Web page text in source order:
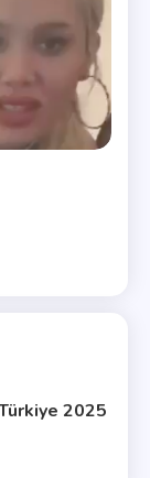
2025